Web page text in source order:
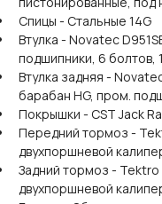
Спицы - Стальные 14G
Втулка - Novatec
подшипники, 6 болтов,
Втулка задняя -
барабан HG, пром.
Покрышки - CST Jack
Передний тормоз -
двухпоршневой
Задний тормоз - Tektro
двухпоршневой